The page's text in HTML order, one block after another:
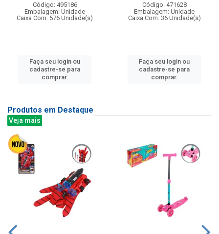
Código: 495186
Embalagem: Unidade
Caixa Com: 576 Unidade(s)
Faça seu login ou
cadastre-se para
comprar.
Código: 471628
Embalagem: Unidade
Caixa Com: 36 Unidade(s)
Faça seu login ou
cadastre-se para
comprar.
Produtos em Destaque
Veja mais